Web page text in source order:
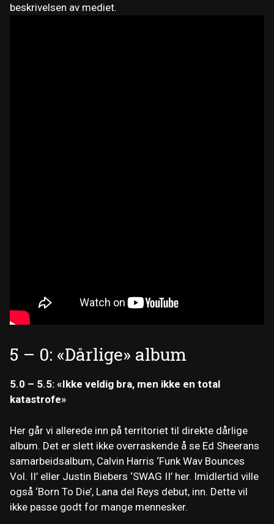
beskrivelsen av mediet.
5 – 0: «Dårlige» album
5.0 – 5.5: «Ikke veldig bra, men ikke en total
katastrofe»
Her går vi allerede inn på territoriet til direkte dårlige
album. Det er slett ikke overraskende å se Ed Sheerans
samarbeidsalbum, Calvin Harris ‘Funk Wav Bounces
Vol. II’ eller Justin Biebers ‘SWAG II’ her. Imidlertid ville
også ‘Born To Die’, Lana del Reys debut, inn. Dette vil
ikke passe godt for mange mennesker.